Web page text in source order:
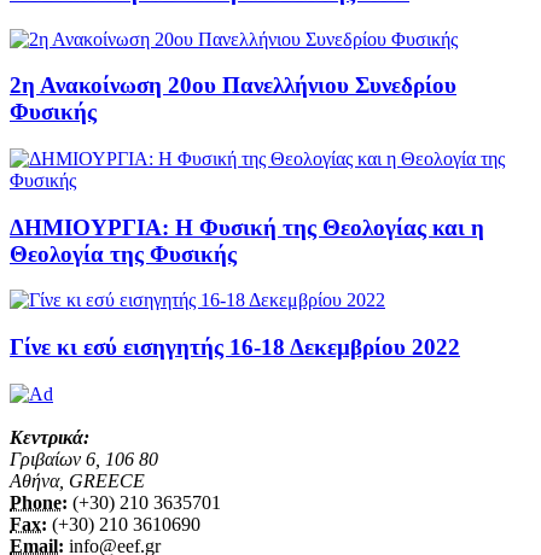
2η Ανακοίνωση 20ου Πανελλήνιου Συνεδρίου
Φυσικής
ΔΗΜΙΟΥΡΓΙΑ: Η Φυσική της Θεολογίας και η
Θεολογία της Φυσικής
Γίνε κι εσύ εισηγητής 16-18 Δεκεμβρίου 2022
Κεντρικά:
Γριβαίων 6, 106 80
Αθήνα, GREECE
Phone: (+30) 210 3635701
Fax: (+30) 210 3610690
Email: info@eef.gr